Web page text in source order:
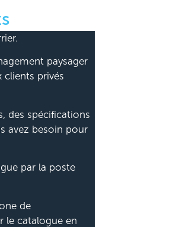
paysager
clients privés
des spécifications
avez besoin pour
par la poste
de
le catalogue en